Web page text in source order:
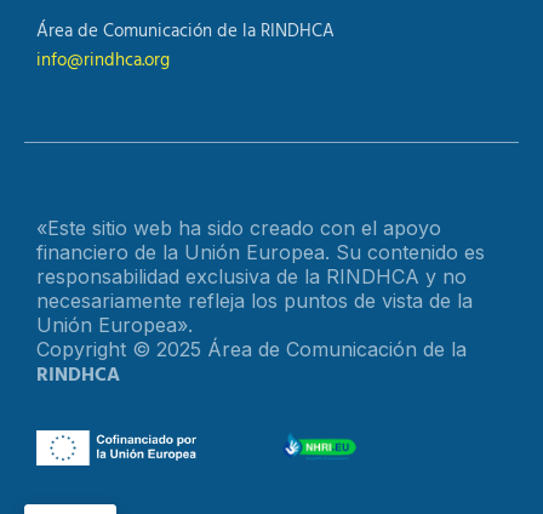
Área de Comunicación de la RINDHCA
info@rindhca.org
«Este sitio web ha sido creado con el apoyo
financiero de la Unión Europea. Su contenido es
responsabilidad exclusiva de la RINDHCA y no
necesariamente refleja los puntos de vista de la
Unión Europea».
Copyright © 2025 Área de Comunicación de la
RINDHCA